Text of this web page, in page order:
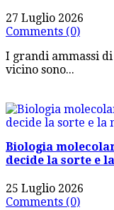
27 Luglio 2026
Comments (0)
I grandi ammassi
vicino sono...
Biologia
decide la sorte e
25 Luglio 2026
Comments (0)